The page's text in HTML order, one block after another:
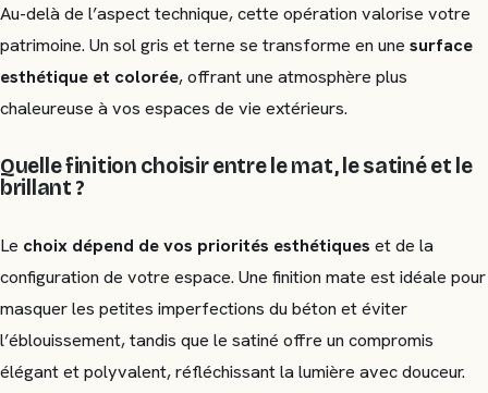
Au-delà de l’aspect technique, cette opération valorise votre
patrimoine. Un sol gris et terne se transforme en une surface
esthétique et colorée, offrant une atmosphère plus
chaleureuse à vos espaces de vie extérieurs.
Quelle finition choisir entre le mat, le satiné et le
brillant ?
Le choix dépend de vos priorités esthétiques et de la
configuration de votre espace. Une finition mate est idéale pour
masquer les petites imperfections du béton et éviter
l’éblouissement, tandis que le satiné offre un compromis
élégant et polyvalent, réfléchissant la lumière avec douceur.